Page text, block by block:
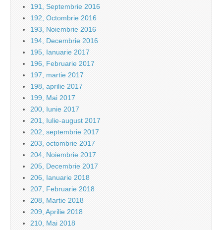
191, Septembrie 2016
192, Octombrie 2016
193, Noiembrie 2016
194, Decembrie 2016
195, Ianuarie 2017
196, Februarie 2017
197, martie 2017
198, aprilie 2017
199, Mai 2017
200, Iunie 2017
201, Iulie-august 2017
202, septembrie 2017
203, octombrie 2017
204, Noiembrie 2017
205, Decembrie 2017
206, Ianuarie 2018
207, Februarie 2018
208, Martie 2018
209, Aprilie 2018
210, Mai 2018